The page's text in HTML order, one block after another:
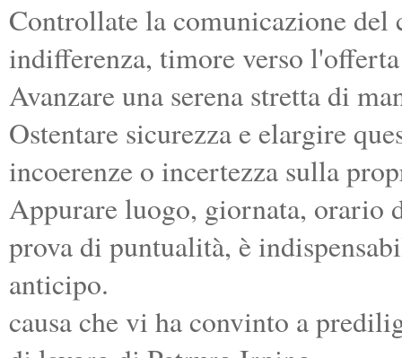
Controllate la comunicazione
indifferenza, timore verso
Avanzare una serena stretta di
Ostentare sicurezza e elargire
incoerenze o incertezza sulla
Appurare luogo, giornata, orario
prova di puntualità, è
anticipo.
causa che vi ha convinto a